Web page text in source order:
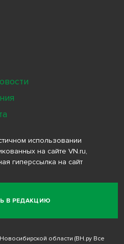
В РЕДАКЦИЮ
использовании
на сайте VN.ru,
гиперссылка на сайт
области (ВН.ру Все